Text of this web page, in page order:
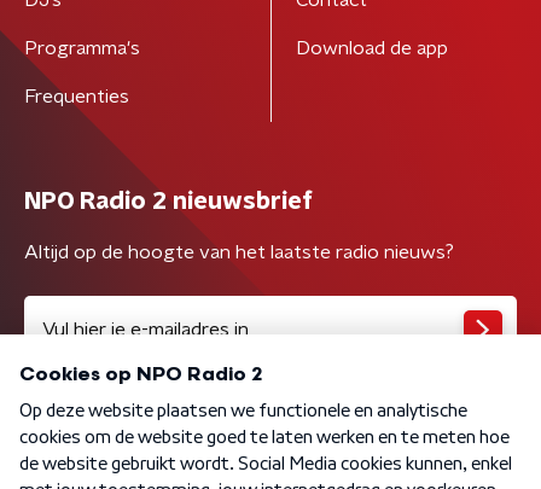
Programma's
Frequenties
Download de app
NPO Radio 2 nieuwsbrief
Altijd op de hoogte van het laatste radio nieuws?
Algemene voorwaarden